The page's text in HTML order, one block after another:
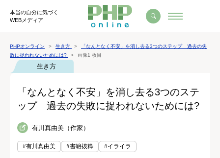
本当の自分に気づく
WEBメディア
PHPオンライン 生き方
「なんとなく不安」を消し去る3つのステップ 過去の失
敗に捉われないためには?
画像1 枚目
生き方
「なんとなく不安」を消し去る3つのステ
ップ 過去の失敗に捉われないためには?
有川真由美（作家）
#有川真由美 #書籍抜粋 #イライラ